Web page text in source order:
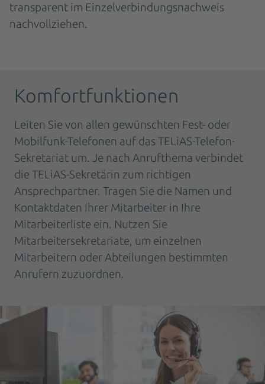
transparent im Einzelverbindungsnachweis
nachvollziehen.
Komfortfunktionen
Leiten Sie von allen gewünschten Fest- oder
Mobilfunk-Telefonen auf das TELiAS-Telefon-
Sekretariat um. Je nach Anrufthema verbindet
die TELiAS-Sekretärin zum richtigen
Ansprechpartner. Tragen Sie die Namen und
Kontaktdaten Ihrer Mitarbeiter in Ihre
Mitarbeiterliste ein. Nutzen Sie
Mitarbeitersekretariate, um einzelnen
Mitarbeitern oder Abteilungen bestimmten
Anrufern zuzuordnen.